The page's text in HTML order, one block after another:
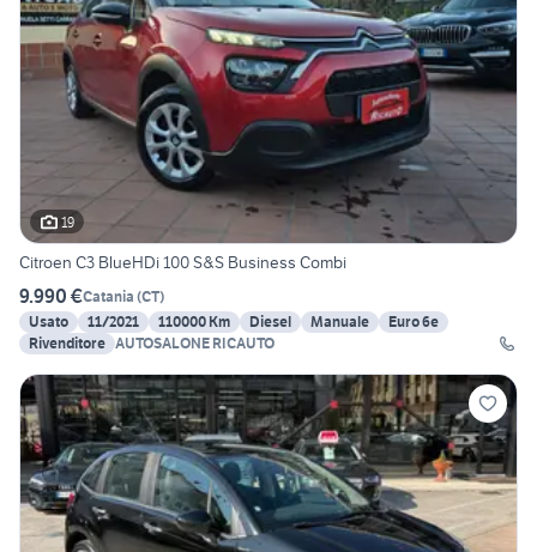
19
Citroen C3 BlueHDi 100 S&S Business Combi
9.990 €Catania (CT)
Usato
11/2021 110000 Km Diesel Manuale
Euro 6e
Rivenditore AUTOSALONE RICAUTO